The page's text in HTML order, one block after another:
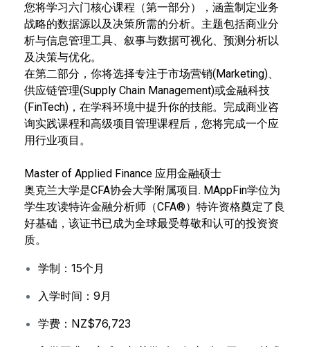
您将学习六门核心课程（第一部分），涵盖制定业务
战略的数据源以及决策所需的分析。主题包括商业分
析与信息管理工具、叙事与数据可视化、预测分析以
及决策与优化。
在第二部分，你将选择专注于市场营销(Marketing)、
供应链管理(Supply Chain Management)或金融科技
(FinTech)，在学科环境中提升你的技能。完成商业咨
询实践课程和高级项目管理课程后，您将完成一个应
用行业项目。
Master of Applied Finance 应用金融硕士
奥克兰大学是CFA协会大学附属项目. MAppFin学位为
学生攻读特许金融分析师（CFA®）特许资格奠定了良
好基础，该证书已成为全球最受尊敬和认可的投资资
质。
学制：15个月
入学时间：9月
学费：NZ$76,723